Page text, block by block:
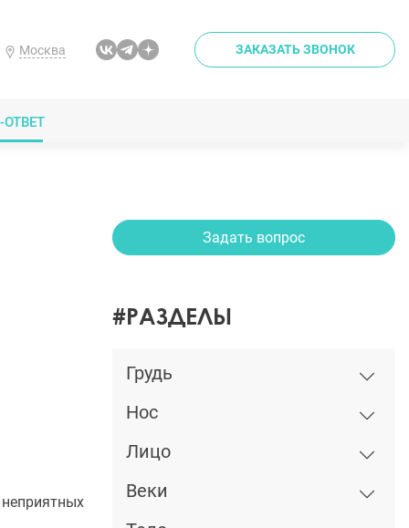
Москва ЗАКАЗАТЬ ЗВОНОК
Задать вопрос
#РАЗДЕЛЫ
Грудь
Нос
Лицо
Веки